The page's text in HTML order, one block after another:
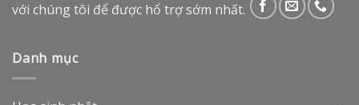
với chúng tôi để được hổ trợ sớm nhất.
Danh mục